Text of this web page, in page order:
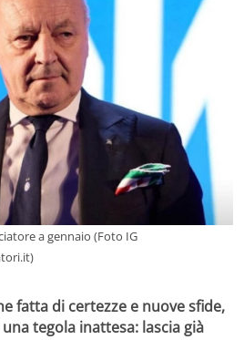
a gennaio (Foto IG
fatta di certezze e nuove sfide,
tegola inattesa: lascia già